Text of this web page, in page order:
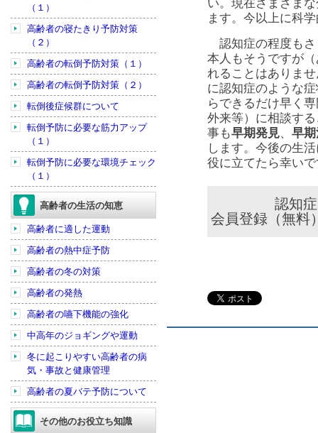
（１）
高齢者の寝たきり予防対策
（２）
高齢者の転倒予防対策（１）
高齢者の転倒予防対策（２）
転倒後症候群について
転倒予防に必要な筋力アップ
（１）
転倒予防に必要な環境チェック
（１）
高齢者の生活の知恵
高齢者に適した運動
高齢者の熱中症予防
高齢者の冬の対策
高齢者の発熱
高齢者の嚥下機能の強化
中高年のジョギングや運動
冬に起こりやすい高齢者の病
気・事故と健康管理
高齢者の夏バテ予防について
その他のお役立ち知識
い。現在さまざま
ます。今以上に科
認知症の程度もさ
本人もそうですが
れることはありま
に認知症のような
らできるだけ早く
外来等）に相談す
事も早期発見、 早
します。今後の生
役に立てたら幸い
認知
会員登録（無料